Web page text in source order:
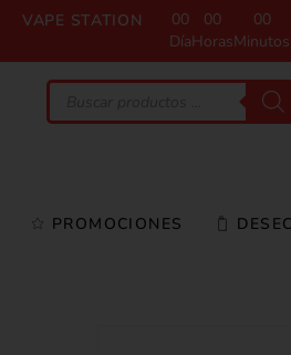
VAPE STATION
00
Día
00
Horas
00
Minutos
PROMOCIONES